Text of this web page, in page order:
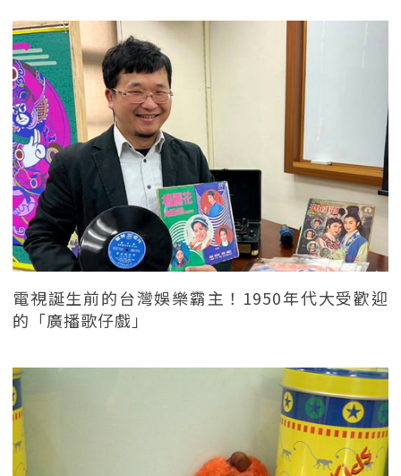
電視誕生前的台灣娛樂霸主！1950年代大受歡迎
的「廣播歌仔戲」